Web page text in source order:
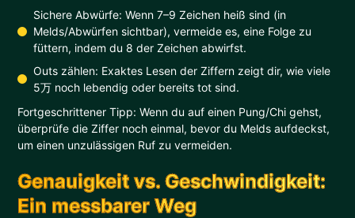
Sichere Abwürfe: Wenn 7–9 Zeichen heiß sind (in
Melds/Abwürfen sichtbar), vermeide es, eine Folge zu
füttern, indem du 8 der Zeichen abwirfst.
Outs zählen: Exaktes Lesen der Ziffern zeigt dir, wie viele
5万 noch lebendig oder bereits tot sind.
Fortgeschrittener Tipp: Wenn du auf einen Pung/Chi gehst,
überprüfe die Ziffer noch einmal, bevor du Melds aufdeckst,
um einen unzulässigen Ruf zu vermeiden.
Genauigkeit vs. Geschwindigkeit:
Ein messbarer Weg